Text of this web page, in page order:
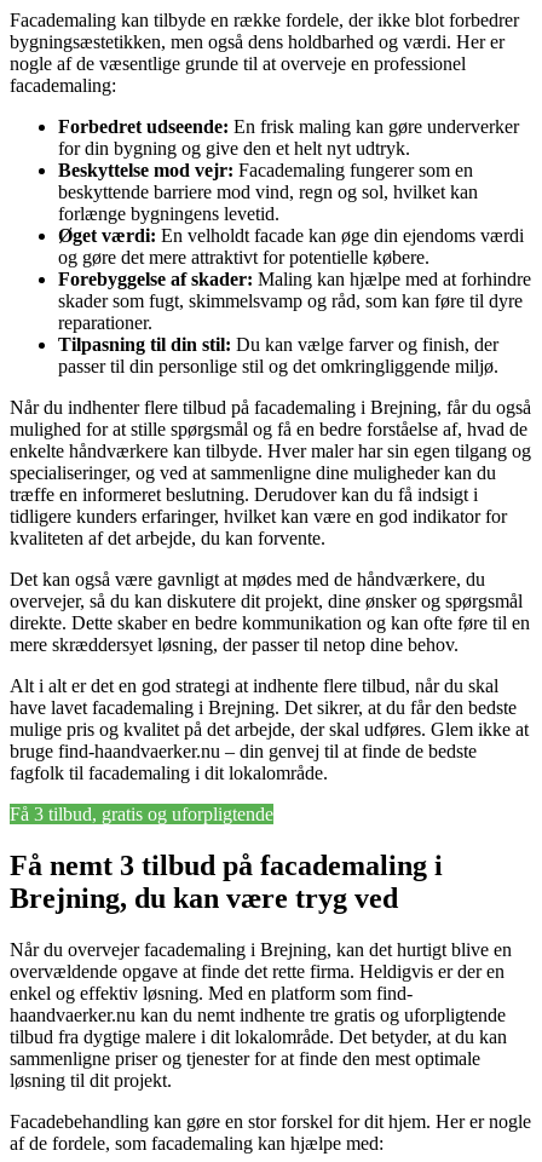
Facademaling kan tilbyde en række fordele, der ikke blot forbedrer
bygningsæstetikken, men også dens holdbarhed og værdi. Her er
nogle af de væsentlige grunde til at overveje en professionel
facademaling:
Forbedret udseende: En frisk maling kan gøre underverker
for din bygning og give den et helt nyt udtryk.
Beskyttelse mod vejr: Facademaling fungerer som en
beskyttende barriere mod vind, regn og sol, hvilket kan
forlænge bygningens levetid.
Øget værdi: En velholdt facade kan øge din ejendoms værdi
og gøre det mere attraktivt for potentielle købere.
Forebyggelse af skader: Maling kan hjælpe med at forhindre
skader som fugt, skimmelsvamp og råd, som kan føre til dyre
reparationer.
Tilpasning til din stil: Du kan vælge farver og finish, der
passer til din personlige stil og det omkringliggende miljø.
Når du indhenter flere tilbud på facademaling i Brejning, får du også
mulighed for at stille spørgsmål og få en bedre forståelse af, hvad de
enkelte håndværkere kan tilbyde. Hver maler har sin egen tilgang og
specialiseringer, og ved at sammenligne dine muligheder kan du
træffe en informeret beslutning. Derudover kan du få indsigt i
tidligere kunders erfaringer, hvilket kan være en god indikator for
kvaliteten af det arbejde, du kan forvente.
Det kan også være gavnligt at mødes med de håndværkere, du
overvejer, så du kan diskutere dit projekt, dine ønsker og spørgsmål
direkte. Dette skaber en bedre kommunikation og kan ofte føre til en
mere skræddersyet løsning, der passer til netop dine behov.
Alt i alt er det en god strategi at indhente flere tilbud, når du skal
have lavet facademaling i Brejning. Det sikrer, at du får den bedste
mulige pris og kvalitet på det arbejde, der skal udføres. Glem ikke at
bruge find-haandvaerker.nu – din genvej til at finde de bedste
fagfolk til facademaling i dit lokalområde.
Få 3 tilbud, gratis og uforpligtende
Få nemt 3 tilbud på facademaling i
Brejning, du kan være tryg ved
Når du overvejer facademaling i Brejning, kan det hurtigt blive en
overvældende opgave at finde det rette firma. Heldigvis er der en
enkel og effektiv løsning. Med en platform som find-
haandvaerker.nu kan du nemt indhente tre gratis og uforpligtende
tilbud fra dygtige malere i dit lokalområde. Det betyder, at du kan
sammenligne priser og tjenester for at finde den mest optimale
løsning til dit projekt.
Facadebehandling kan gøre en stor forskel for dit hjem. Her er nogle
af de fordele, som facademaling kan hjælpe med: